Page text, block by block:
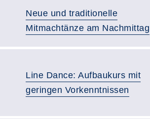
Neue und traditionelle
Mitmachtänze am Nachmittag
Line Dance: Aufbaukurs mit
geringen Vorkenntnissen